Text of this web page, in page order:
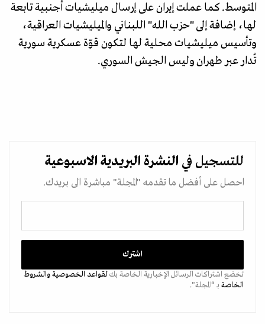
المتوسط. كما عملت إيران على إرسال ميليشيات أجنبية تابعة
لها، إضافة إلى "حزب الله" اللبناني والميليشيات العراقية،
وتأسيس ميليشيات محلية لها لتكون قوّة عسكرية سورية
تُدار عبر طهران وليس الجيش السوري.
للتسجيل في النشرة البريدية الاسبوعية
احصل على أفضل ما تقدمه "المجلة" مباشرة الى بريدك.
تخضع اشتراكات الرسائل الإخبارية الخاصة بكلقواعد الخصوصيةوالشروط
الخاصة بـ “المجلة".